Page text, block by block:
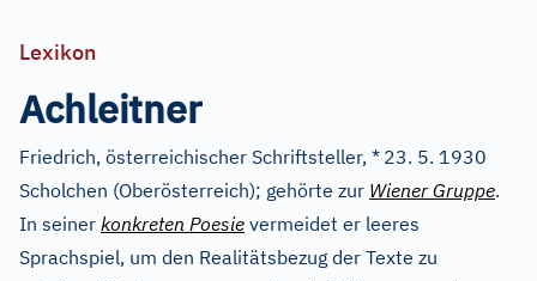
Lexikon
Achleitner
Friedrich, österreichischer Schriftsteller, * 23. 5. 1930
Scholchen (Oberösterreich); gehörte zur Wiener Gruppe.
In seiner konkreten Poesie vermeidet er leeres
Sprachspiel, um den Realitätsbezug der Texte zu